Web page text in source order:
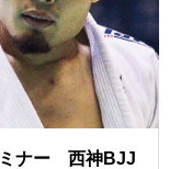
ナー 西神BJJ